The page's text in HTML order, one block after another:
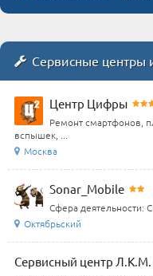
Сервисные центры
Центр Цифры
Ремонт смартфонов,
вспышек, ...
Москва
Sonar_Mobile
Сфера деятельности:
Октябрьский
Сервисный центр Л.К.М.